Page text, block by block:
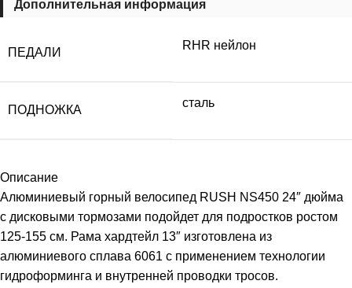
Дополнительная информация
ПЕДАЛИ
RHR нейлон
ПОДНОЖКА
сталь
Описание
Алюминиевый горный велосипед RUSH NS450 24″ дюйма
с дисковыми тормозами подойдет для подростков ростом
125-155 см. Рама хардтейл 13″ изготовлена из
алюминиевого сплава 6061 с применением технологии
гидроформинга и внутренней проводки тросов.